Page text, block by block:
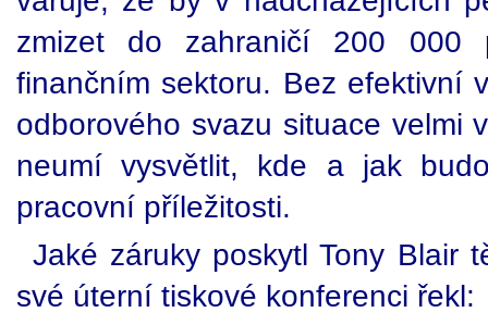
zmizet do zahraničí 200 000
finančním sektoru. Bez efektivní
odborového svazu situace velmi
neumí vysvětlit, kde a jak
pracovní příležitosti.
Jaké záruky poskytl Tony Blair
své úterní tiskové konferenci řekl: